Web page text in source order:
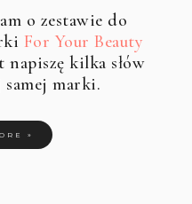
o zestawie do
For Your Beauty
napiszę kilka słów
samej marki.
»